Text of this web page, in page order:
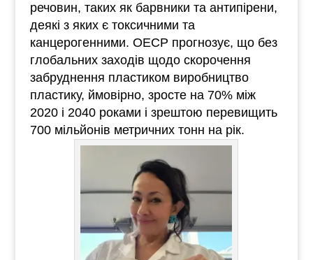
речовин, таких як барвники та антипірени,
деякі з яких є токсичними та
канцерогенними. ОЕСР прогнозує, що без
глобальних заходів щодо скорочення
забруднення пластиком виробництво
пластику, ймовірно, зросте на 70% між
2020 і 2040 роками і зрештою перевищить
700 мільйонів метричних тонн на рік.